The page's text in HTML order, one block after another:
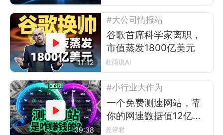
11:12
#大公司情报站
谷歌首席科学家离职，
市值蒸发1800亿美元
杜雨说AI
09:38
#小行业大作为
一个免费测速网站，靠
你的网速数据值12亿美
元？
差评君